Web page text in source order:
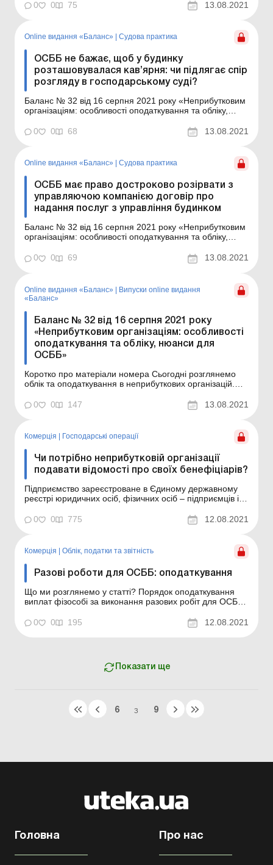
співвласників багатоквартирного будинку (далі – ОСББ)
було створене кілька років тому. Зараз виникло
0 0 75 13.08.2021
Online видання «Баланс» Судова практика
ОСББ не бажає, щоб у будинку
розташовувалася кав’ярня: чи підлягає спір
розгляду в господарському суді?
Баланс № 32 від 16 серпня 2021 року «Неприбутковим
організаціям: особливості оподаткування та обліку,
об’єднання співвласників багатоквартирного будинку
(далі – ОСББ); відповідачі – фізособа-підприємець і
0 0 68 13.08.2021
Online видання «Баланс» Судова практика
ОСББ має право достроково розірвати з
управляючою компанією договір про
надання послуг з управління будинком
Баланс № 32 від 16 серпня 2021 року «Неприбутковим
організаціям: особливості оподаткування та обліку,
об’єднання співвласників багатоквартирного будинку
(далі – ОСББ); відповідач – управляюча компанія.
0 0 69 13.08.2021
Online видання «Баланс» | Випуски online видання
«Баланс»
Баланс № 32 від 16 серпня 2021 року
«Неприбутковим організаціям: особливості
оподаткування та обліку, нюанси для
ОСББ»
Коротко про матеріали номера Сьогодні розглянемо
облік та оподаткування в неприбуткових організацій.
на запитання, які надходять від наших передплатників
– неприбуткових організацій на консультаційну лінію.
0 0 147 13.08.2021
Комерція | Господарські операції
Чи потрібно неприбутковій організації
подавати відомості про своїх бенефіціарів?
Підприємство зареєстроване в Єдиному державному
реєстрі юридичних осіб, фізичних осіб – підприємців і
включене до Реєстру неприбуткових установ та
організацій. Чи зобов’язане таке підприємство
0 0 775 12.08.2021
Комерція Облік, податки та звiтнiсть
Разові роботи для ОСББ: оподаткування
Що ми розглянемо у статті? Порядок оподаткування
виплат фізособі за виконання разових робіт для ОСББ,
договором; за цивільно-правовим договором (далі –
0 0 195 12.08.2021
Показати ще
6 З 9
Головна Про нас